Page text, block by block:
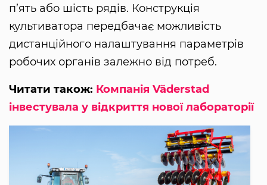
п’ять або шість рядів. Конструкція
культиватора передбачає можливість
дистанційного налаштування параметрів
робочих органів залежно від потреб.
Читати також: Компанія Väderstad
інвестувала у відкриття нової лабораторії